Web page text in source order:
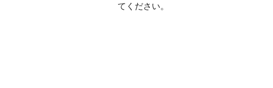
てください。